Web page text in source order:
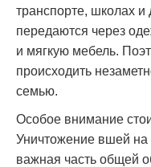
транспорте, школах и
передаются через
и мягкую мебель.
происходить
семью.
Особое внимание
Уничтожение вшей
важная часть общей